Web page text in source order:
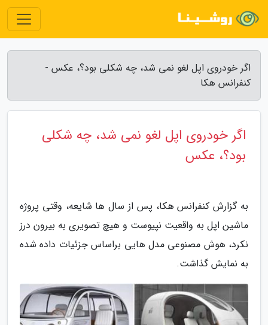
اگر خودروی اپل لغو نمی شد، چه شکلی بود؟، عکس -
کنفرانس هکا
اگر خودروی اپل لغو نمی شد، چه شکلی
بود؟، عکس
به گزارش کنفرانس هکا، پس از سال ها شایعه، وقتی پروژه
ماشین اپل به واقعیت نپیوست و هیچ تصویری به بیرون درز
نکرد، هوش مصنوعی مدل هایی براساس جزئیات داده شده
به نمایش گذاشت.